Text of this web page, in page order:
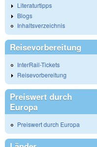
Literaturtipps
Blogs
Inhaltsverzeichnis
Reisevorbereitung
InterRail-Tickets
Reisevorbereitung
Preiswert durch
Europa
Preiswert durch Europa